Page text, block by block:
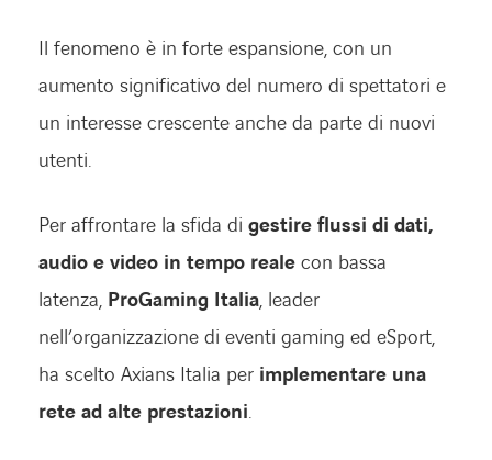
Il fenomeno è in forte espansione, con un
aumento significativo del numero di spettatori e
un interesse crescente anche da parte di nuovi
utenti.
Per affrontare la sfida di gestire flussi di dati,
audio e video in tempo reale con bassa
latenza, ProGaming Italia, leader
nell’organizzazione di eventi gaming ed eSport,
ha scelto Axians Italia per implementare una
rete ad alte prestazioni.